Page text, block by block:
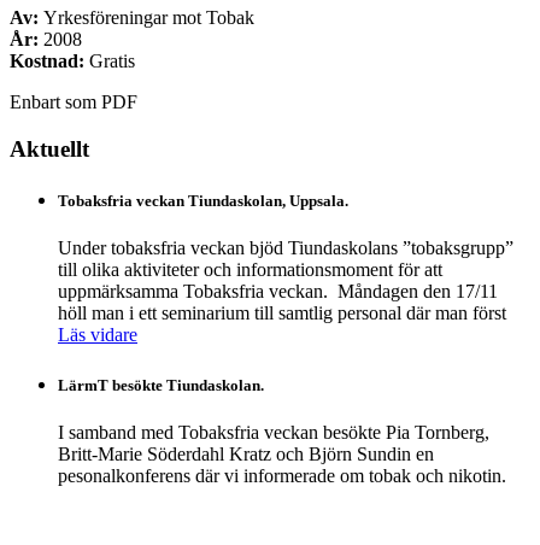
Av: Yrkesföreningar mot Tobak
År: 2008
Kostnad: Gratis
Enbart som PDF
Aktuellt
Tobaksfria veckan Tiundaskolan, Uppsala.
Under tobaksfria veckan bjöd Tiundaskolans ”tobaksgrupp”
till olika aktiviteter och informationsmoment för att
uppmärksamma Tobaksfria veckan. Måndagen den 17/11
höll man i ett seminarium till samtlig personal där man först
Läs vidare
LärmT besökte Tiundaskolan.
I samband med Tobaksfria veckan besökte Pia Tornberg,
Britt-Marie Söderdahl Kratz och Björn Sundin en
pesonalkonferens där vi informerade om tobak och nikotin.